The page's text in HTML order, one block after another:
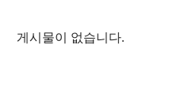
게시물이 없습니다.